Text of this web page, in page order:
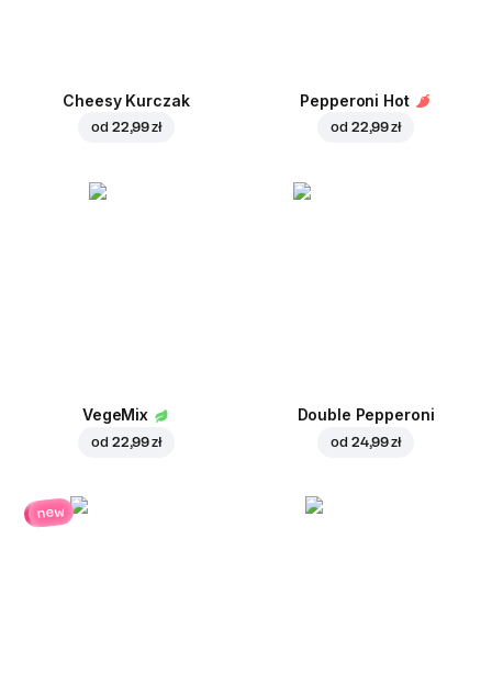
Cheesy Kurczak
od 22,99 zł
Pepperoni Hot
od 22,99 zł
VegeMix
od 22,99 zł
Double Pepperoni
od 24,99 zł
new